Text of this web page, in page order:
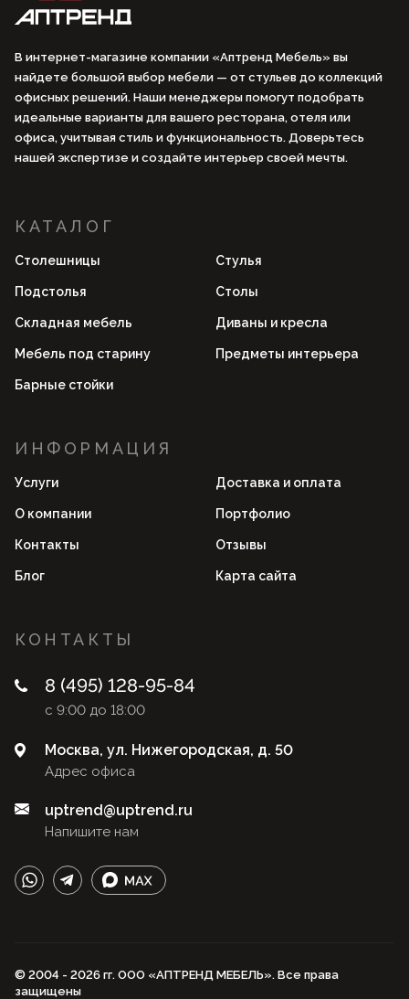
В интернет-магазине компании «Аптренд Мебель» вы
найдете большой выбор мебели — от стульев до коллекций
офисных решений. Наши менеджеры помогут подобрать
идеальные варианты для вашего ресторана, отеля или
офиса, учитывая стиль и функциональность. Доверьтесь
нашей экспертизе и создайте интерьер своей мечты.
КАТАЛОГ
Столешницы Стулья
Подстолья Столы
Складная мебель Диваны и кресла
Мебель под старину Предметы интерьера
Барные стойки
ИНФОРМАЦИЯ
Услуги Доставка и оплата
О компании Портфолио
Контакты Отзывы
Блог Карта сайта
КОНТАКТЫ
8 (495) 128-95-84
с 9:00 до 18:00
Адрес офиса
Москва, ул. Нижегородская, д. 50
Напишите нам
uptrend@uptrend.ru
© 2004 - 2026 гг. ООО «АПТРЕНД МЕБЕЛЬ». Все права
защищены